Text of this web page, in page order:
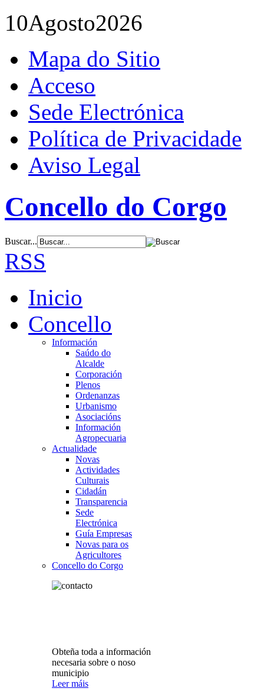
10Agosto2026
Mapa do Sitio
Acceso
Sede Electrónica
Política de Privacidade
Aviso Legal
Concello do Corgo
Buscar...
RSS
Inicio
Concello
Información
Saúdo do
Alcalde
Corporación
Plenos
Ordenanzas
Urbanismo
Asociacións
Información
Agropecuaria
Actualidade
Novas
Actividades
Culturais
Cidadán
Transparencia
Sede
Electrónica
Guía Empresas
Novas para os
Agricultores
Concello do Corgo
Obteña toda a información
necesaria sobre o noso
municipio
Leer máis